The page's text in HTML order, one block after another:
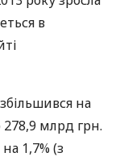
в
на
278,9 млрд грн.
1,7% (з